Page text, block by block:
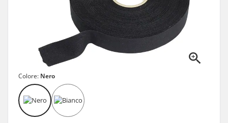
Colore: Nero